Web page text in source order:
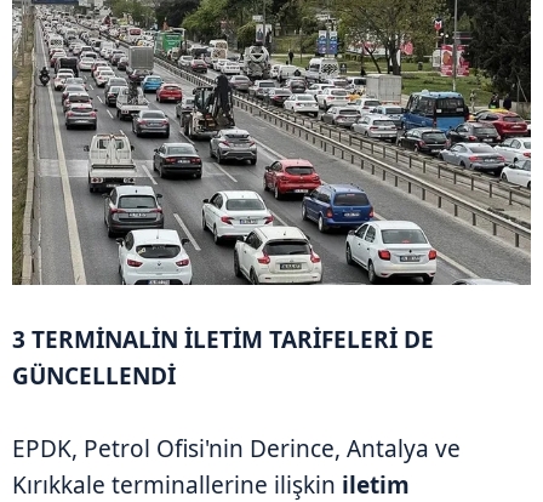
3 TERMİNALİN İLETİM TARİFELERİ DE
GÜNCELLENDİ
EPDK, Petrol Ofisi'nin Derince, Antalya ve
Kırıkkale terminallerine ilişkin iletim